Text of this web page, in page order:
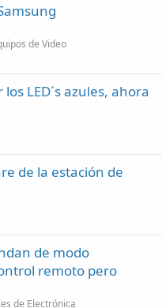
de Video
LED´s azules, ahora
de la estación de
de modo
remoto pero
de Electrónica